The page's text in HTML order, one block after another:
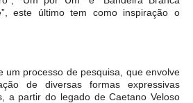
este último tem como inspiração o
um processo de pesquisa, que envolve
de diversas formas expressivas
a partir do legado de Caetano Veloso